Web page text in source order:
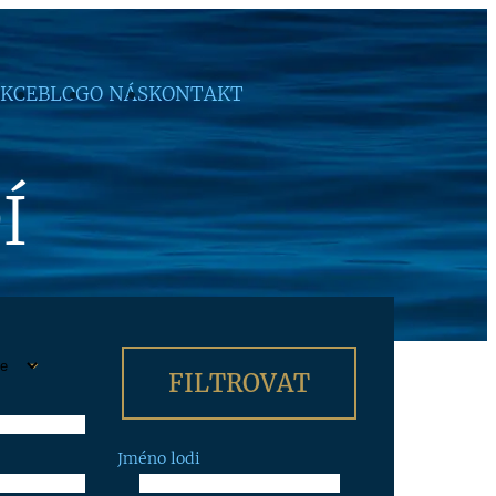
BLOGO NÁSKONTAKT
Jméno lodi